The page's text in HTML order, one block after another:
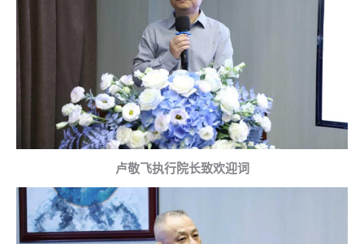
卢敬飞执行院长致欢迎词